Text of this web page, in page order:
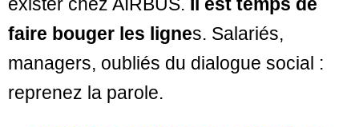
faire bouger les lignes. Salariés,
managers, oubliés du dialogue social :
reprenez la parole.